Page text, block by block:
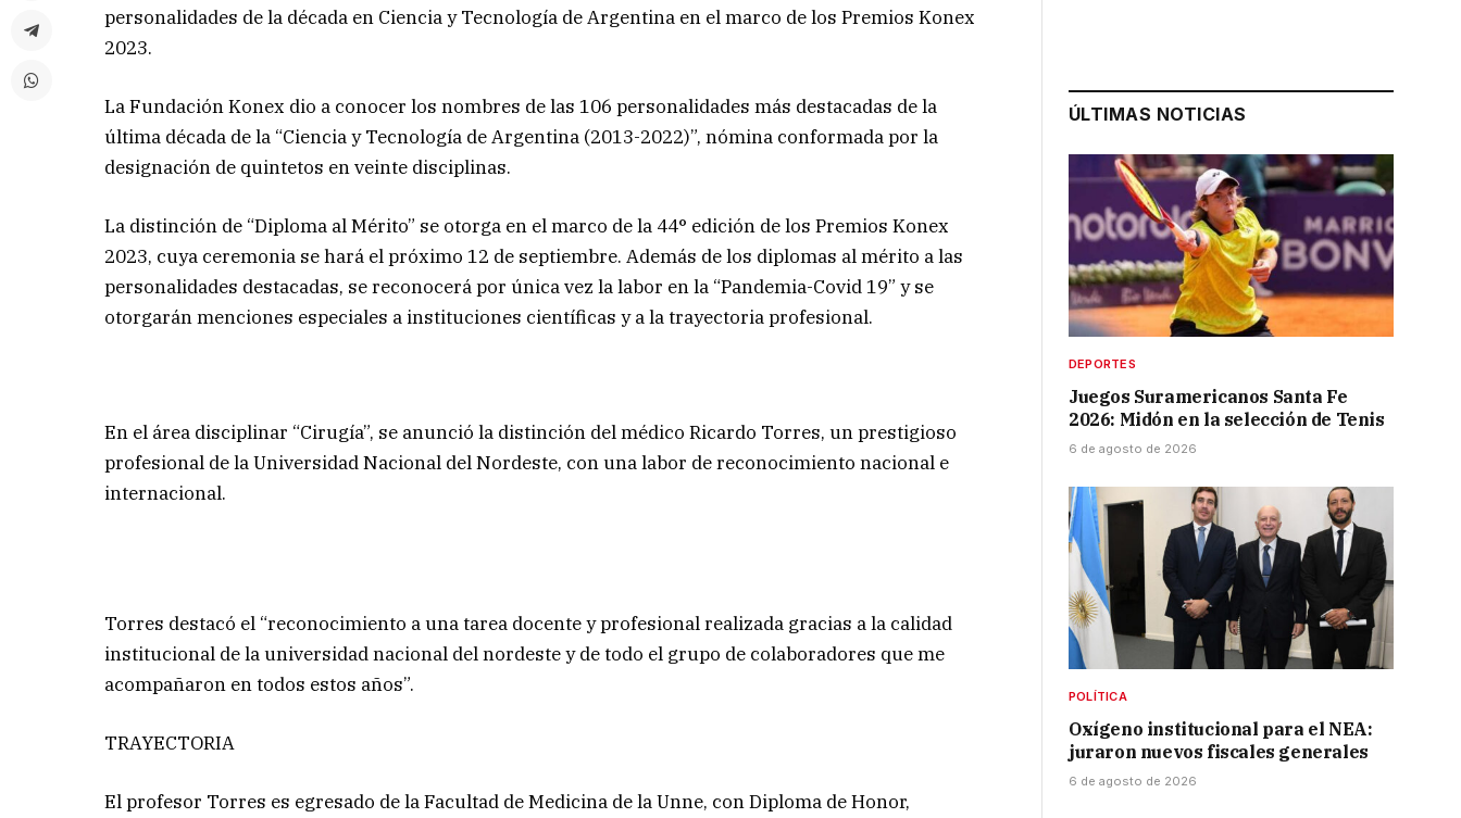
personalidades de la década en Ciencia y Tecnología de Argentina en el marco de los Premios Konex
2023.
La Fundación Konex dio a conocer los nombres de las 106 personalidades más destacadas de la
última década de la “Ciencia y Tecnología de Argentina (2013-2022)”, nómina conformada por la
designación de quintetos en veinte disciplinas.
La distinción de “Diploma al Mérito” se otorga en el marco de la 44° edición de los Premios Konex
2023, cuya ceremonia se hará el próximo 12 de septiembre. Además de los diplomas al mérito a las
personalidades destacadas, se reconocerá por única vez la labor en la “Pandemia-Covid 19” y se
otorgarán menciones especiales a instituciones científicas y a la trayectoria profesional.
En el área disciplinar “Cirugía”, se anunció la distinción del médico Ricardo Torres, un prestigioso
profesional de la Universidad Nacional del Nordeste, con una labor de reconocimiento nacional e
internacional.
Torres destacó el “reconocimiento a una tarea docente y profesional realizada gracias a la calidad
institucional de la universidad nacional del nordeste y de todo el grupo de colaboradores que me
acompañaron en todos estos años”.
TRAYECTORIA
El profesor Torres es egresado de la Facultad de Medicina de la Unne, con Diploma de Honor,
ÚLTIMAS NOTICIAS
DEPORTES
Juegos Suramericanos Santa Fe
2026: Midón en la selección de Tenis
6 de agosto de 2026
POLÍTICA
Oxígeno institucional para el NEA:
juraron nuevos fiscales generales
6 de agosto de 2026